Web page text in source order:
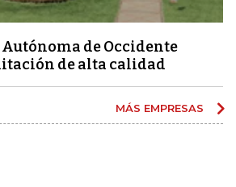
de Occidente
de alta calidad
MÁS EMPRESAS